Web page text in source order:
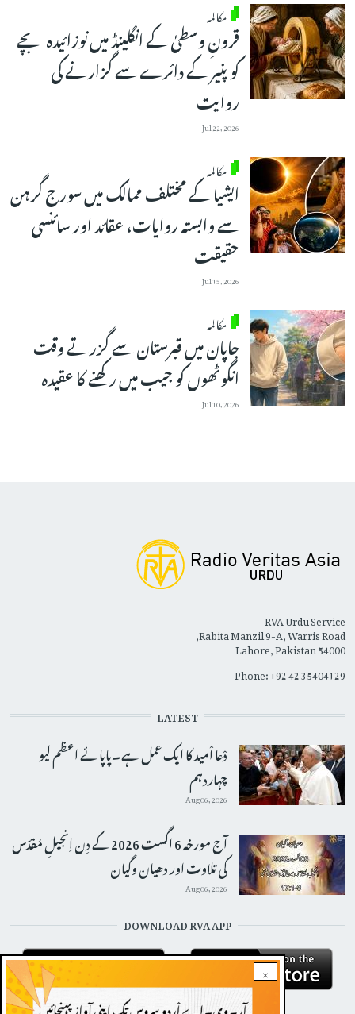
مکالمہ
قرونِ وسطیٰ کے انگلینڈ میں نوزائیدہ بچے
کو پنیر کے دائرے سے گزارنے کی
روایت
Jul 22, 2026
مکالمہ
ایشیا کے مختلف ممالک میں سورج گرہن
سے وابستہ روایات، عقائد اور سائنسی
حقیقت
Jul 15, 2026
مکالمہ
جاپان میں قبرستان سے گزرتے وقت
انگوٹھوں کو جیب میں رکھنے کا عقیدہ
Jul 10, 2026
×
RVA Urdu Service
Rabita Manzil 9-A, Warris Road,
Lahore, Pakistan 54000
Phone: +92 42 35404129
LATEST
دْعا اْمید کا ایک عمل ہے۔پاپائے اعظم لیو
چہاردہم
Aug 06, 2026
آج مورخہ 6 اگست 2026 کے دِن اِنجیلِ مُقدّس
کی تلاوت اور دھیان وگیان
Aug 06, 2026
DOWNLOAD RVA APP